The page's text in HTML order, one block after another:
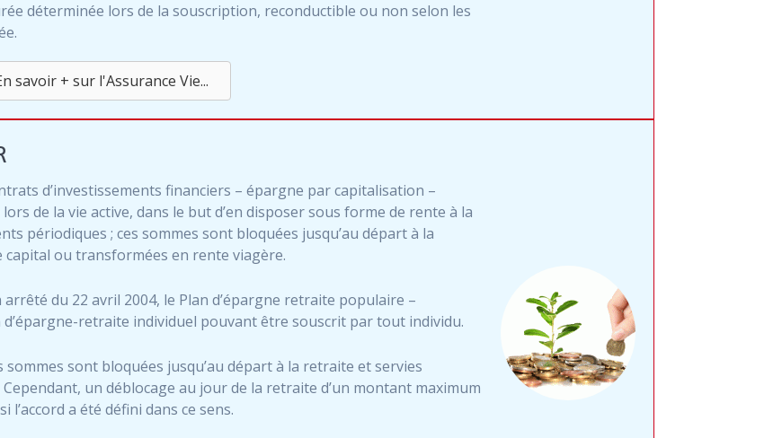
déterminée lors de la souscription, reconductible ou non selon les
savoir + sur l'Assurance Vie...
d’investissements financiers – épargne par capitalisation –
de la vie active, dans le but d’en disposer sous forme de rente à la
périodiques ; ces sommes sont bloquées jusqu’au départ à la
ou transformées en rente viagère.
du 22 avril 2004, le Plan d’épargne retraite populaire –
d’épargne-retraite individuel pouvant être souscrit par tout individu.
sont bloquées jusqu’au départ à la retraite et servies
un déblocage au jour de la retraite d’un montant maximum
a été défini dans ce sens.